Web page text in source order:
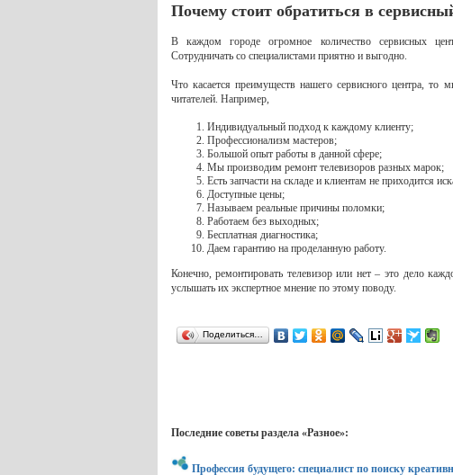
Почему стоит обратиться в
В каждом городе огромное количество сервисных
Сотрудничать со специалистами приятно и выгодно.
Что касается преимуществ нашего сервисного центра, то
читателей. Например,
Индивидуальный подход к каждому клиенту;
Профессионализм мастеров;
Большой опыт работы в данной сфере;
Мы производим ремонт телевизоров разных марок;
Есть запчасти на складе и клиентам не приходится
Доступные цены;
Называем реальные причины поломки;
Работаем без выходных;
Бесплатная диагностика;
Даем гарантию на проделанную работу.
Конечно, ремонтировать телевизор или нет – это дело
услышать их экспертное мнение по этому поводу.
Поделиться…
Последние советы раздела «Разное»:
Профессия будущего: специалист по поиску